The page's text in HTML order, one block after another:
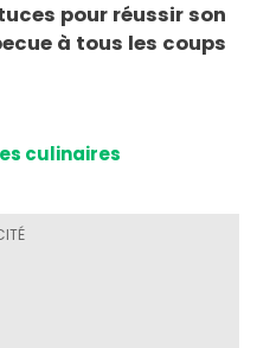
pour réussir son
à tous les coups
culinaires